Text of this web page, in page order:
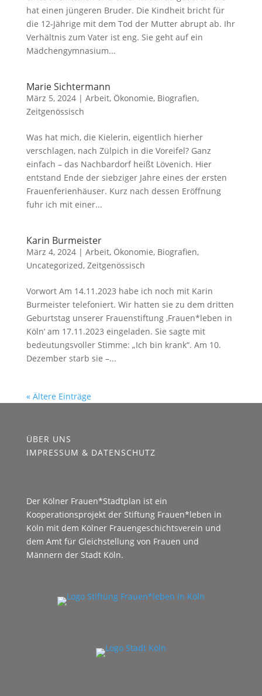
hat einen jüngeren Bruder. Die Kindheit bricht für
die 12-Jährige mit dem Tod der Mutter abrupt ab. Ihr
Verhältnis zum Vater ist eng. Sie geht auf ein
Mädchengymnasium...
Marie Sichtermann
März 5, 2024| Arbeit, Ökonomie, Biografien,
Zeitgenössisch
Was hat mich, die Kielerin, eigentlich hierher
verschlagen, nach Zülpich in die Voreifel? Ganz
einfach – das Nachbardorf heißt Lövenich. Hier
entstand Ende der siebziger Jahre eines der ersten
Frauenferienhäuser. Kurz nach dessen Eröffnung
fuhr ich mit einer...
Karin Burmeister
März 4, 2024| Arbeit, Ökonomie, Biografien,
Uncategorized, Zeitgenössisch
Vorwort Am 14.11.2023 habe ich noch mit Karin
Burmeister telefoniert. Wir hatten sie zu dem dritten
Geburtstag unserer Frauenstiftung ‚Frauen*leben in
Köln‘ am 17.11.2023 eingeladen. Sie sagte mit
bedeutungsvoller Stimme: „Ich bin krank“. Am 10.
Dezember starb sie –...
« Ältere Einträge
ÜBER UNS
IMPRESSUM & DATENSCHUTZ
Der Kölner Frauen*Stadtplan ist ein
Kooperationsprojekt der Stiftung Frauen*leben in
Köln mit dem Kölner Frauengeschichtsverein und
dem Amt für Gleichstellung von Frauen und
Männern der Stadt Köln.